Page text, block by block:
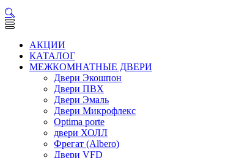
АКЦИИ
КАТАЛОГ
МЕЖКОМНАТНЫЕ ДВЕРИ
Двери Экошпон
Двери ПВХ
Двери Эмаль
Двери Микрофлекс
Optima porte
двери ХОЛЛ
Фрегат (Albero)
Двери VFD